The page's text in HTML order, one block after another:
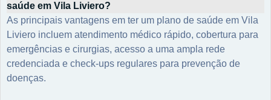
saúde em Vila Liviero?
As principais vantagens em ter um plano de saúde em Vila
Liviero incluem atendimento médico rápido, cobertura para
emergências e cirurgias, acesso a uma ampla rede
credenciada e check-ups regulares para prevenção de
doenças.